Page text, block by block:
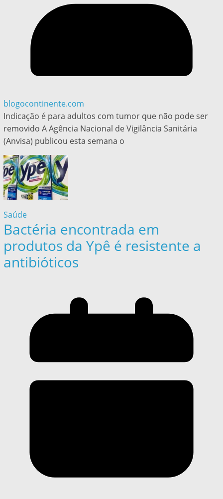
blogocontinente.com
Indicação é para adultos com tumor que não pode ser
removido A Agência Nacional de Vigilância Sanitária
(Anvisa) publicou esta semana o
Saúde
Bactéria encontrada em
produtos da Ypê é resistente a
antibióticos